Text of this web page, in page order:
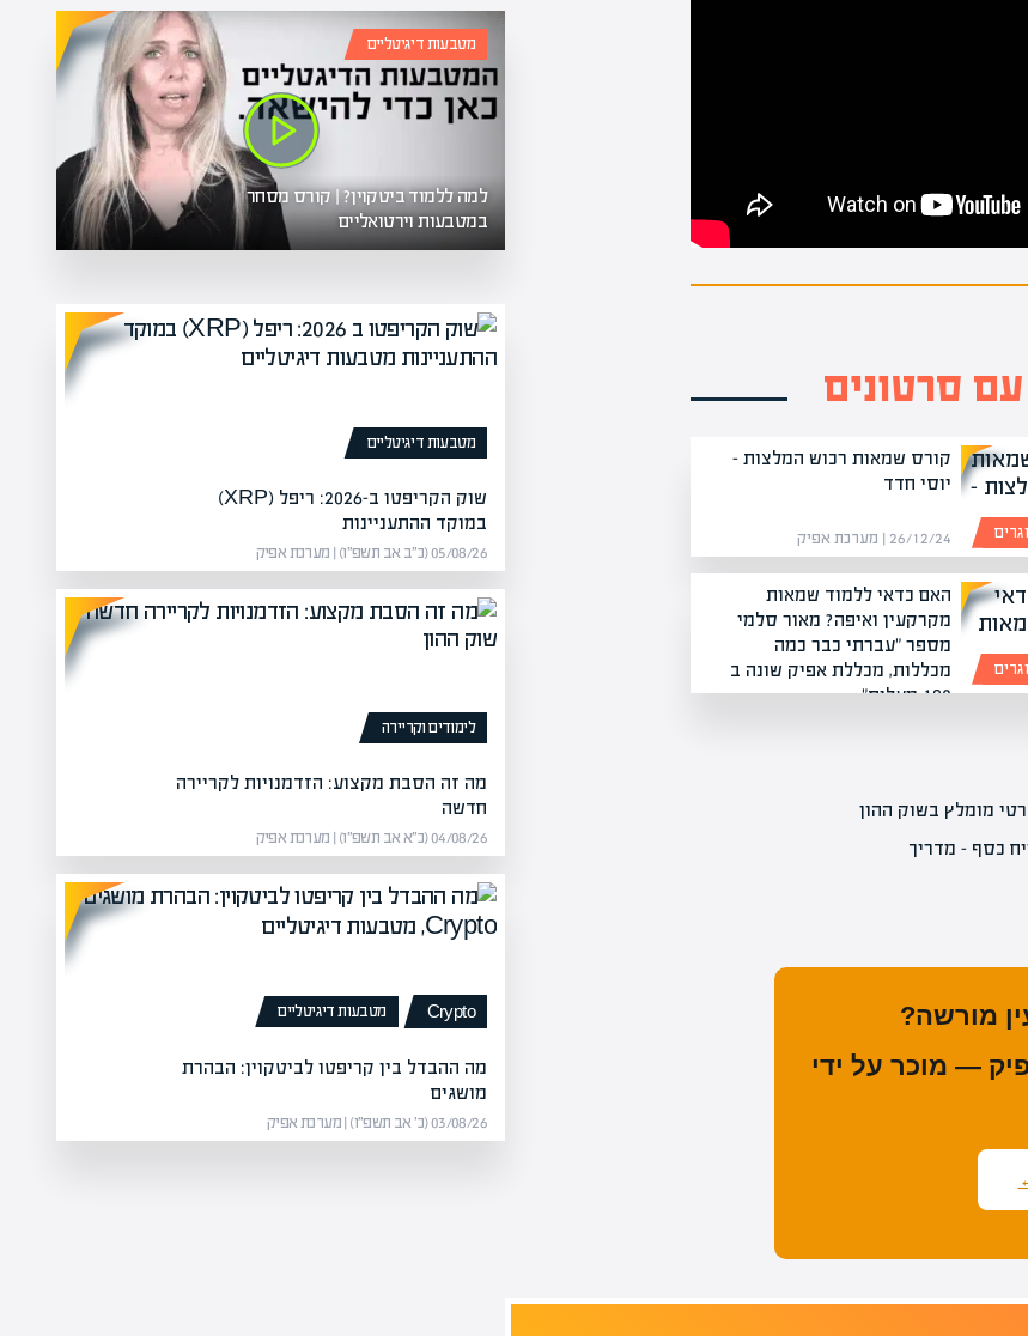
סרטונים
קורס שמאות רכוש המלצות –
יוסי חדד
26/12/24 | מערכת אפיק
האם כדאי ללמוד שמאות
מקרקעין ואיפה? מאור סלמי
מספר "עברתי כבר כמה
מכללות, מכללת אפיק שונה ב
180 מעלות"
מומלץ בשוק ההון
כסף – מדריך
מורשה?
— מוכר על ידי
מטבעות דיגיטליים
למה ללמוד ביטקוין? | קורס מסחר
במטבעות וירטואליים
מטבעות דיגיטליים
שוק הקריפטו ב-2026: ריפל (XRP)
במוקד ההתעניינות
05/08/26 (כ״ב אב תשפ״ו) | מערכת אפיק
לימודים וקריירה
מה זה הסבת מקצוע: הזדמנויות לקריירה
חדשה
04/08/26 (כ״א אב תשפ״ו) | מערכת אפיק
Crypto מטבעות דיגיטליים
מה ההבדל בין קריפטו לביטקוין: הבהרת
מושגים
03/08/26 (כ׳ אב תשפ״ו) | מערכת אפיק